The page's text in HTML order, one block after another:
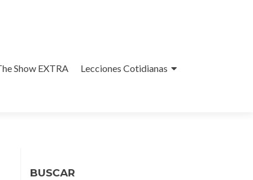
Show EXTRA Lecciones Cotidianas
BUSCAR